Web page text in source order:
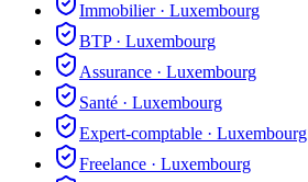
Immobilier· Luxembourg
BTP· Luxembourg
Assurance · Luxembourg
Santé · Luxembourg
Expert-comptable · Luxembourg
Freelance · Luxembourg